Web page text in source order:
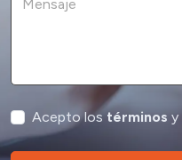
Acepto los términos y